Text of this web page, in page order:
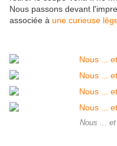
Nous passons devant
associée à une curieuse
Nous ... et